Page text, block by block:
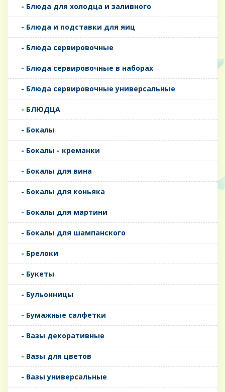
- Блюда для холодца и заливного
- Блюда и подставки для яиц
- Блюда сервировочные
- Блюда сервировочные в наборах
- Блюда сервировочные универсальные
- БЛЮДЦА
- Бокалы
- Бокалы - креманки
- Бокалы для вина
- Бокалы для коньяка
- Бокалы для мартини
- Бокалы для шампанского
- Брелоки
- Букеты
- Бульонницы
- Бумажные салфетки
- Вазы декоративные
- Вазы для цветов
- Вазы универсальные